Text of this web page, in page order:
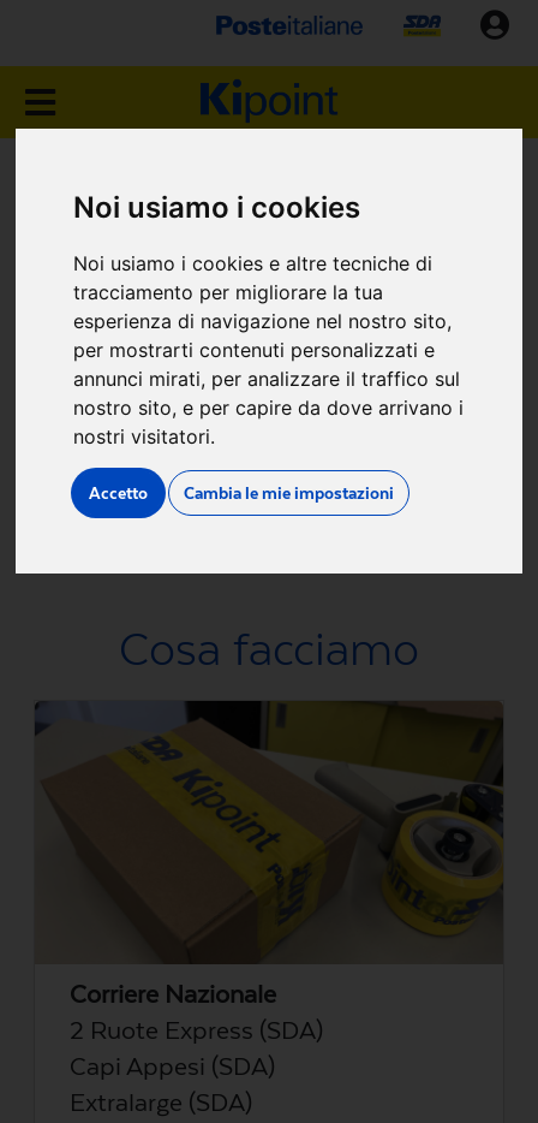
Noi usiamo i cookies
Noi usiamo i cookies e altre tecniche di
tracciamento per migliorare la tua
esperienza di navigazione nel nostro sito,
per mostrarti contenuti personalizzati e
annunci mirati, per analizzare il traffico sul
nostro sito, e per capire da dove arrivano i
nostri visitatori.
Accetto Cambia le mie impostazioni
NEGOZIO KIPOINT
SONDRIO (SO)
Largo Pedrini
Dove siamo
Cosa facciamo
Corriere Nazionale
2 Ruote Express (SDA)
Capi Appesi (SDA)
Extralarge (SDA)